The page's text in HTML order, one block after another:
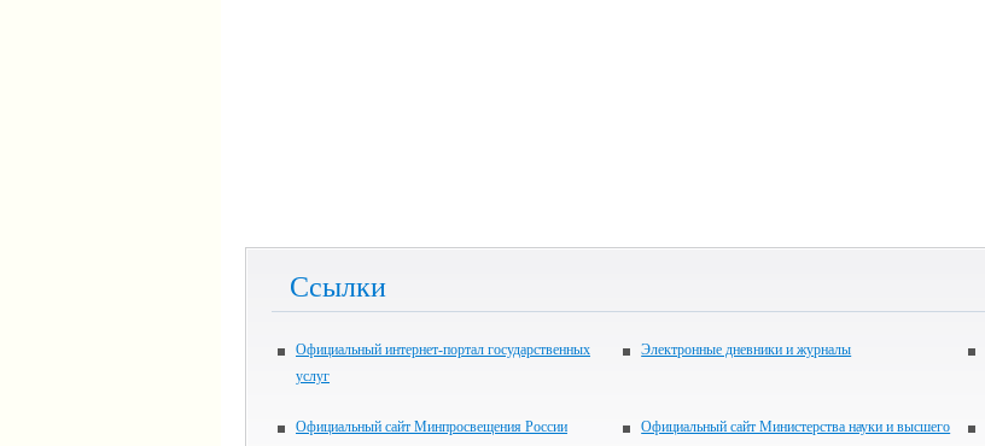
Ссылки
Официальный интернет-портал государственных
услуг
Электронные дневники и журналы
Официальный сайт Минпросвещения России
Официальный сайт Министерства науки и высшего